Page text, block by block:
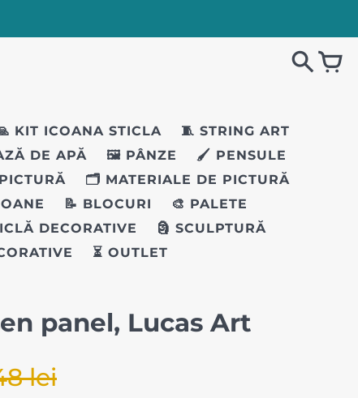
KIT ICOANA STICLA
🧵 STRING ART
DE APĂ 🖼️ PÂNZE
🖌️ PENSULE
🗂️ MATERIALE DE PICTURĂ
📝 BLOCURI
🎨 PALETE
DECORATIVE
🗿 SCULPTURĂ
⏳ OUTLET
panel, Lucas Art
lei